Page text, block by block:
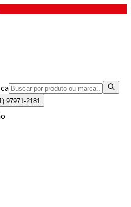
97971-2181